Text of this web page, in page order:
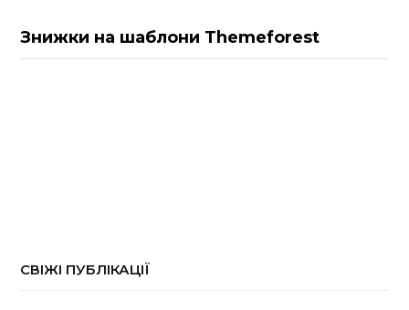
Знижки на шаблони Themeforest
СВІЖІ ПУБЛІКАЦІЇ